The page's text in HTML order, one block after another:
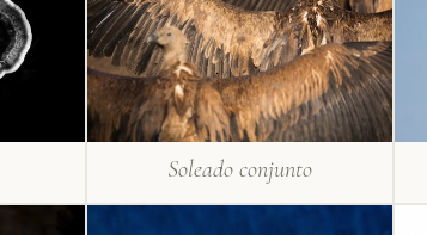
Soleado conjunto